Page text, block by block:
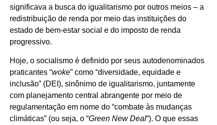
significava a busca do igualitarismo por outros meios – a
redistribuição de renda por meio das instituições do
estado de bem-estar social e do imposto de renda
progressivo.
Hoje, o socialismo é definido por seus autodenominados
praticantes “woke” como “diversidade, equidade e
inclusão” (DEI), sinônimo de igualitarismo, juntamente
com planejamento central abrangente por meio de
regulamentação em nome do “combate às mudanças
climáticas” (ou seja, o “Green New Deal“). O que essas